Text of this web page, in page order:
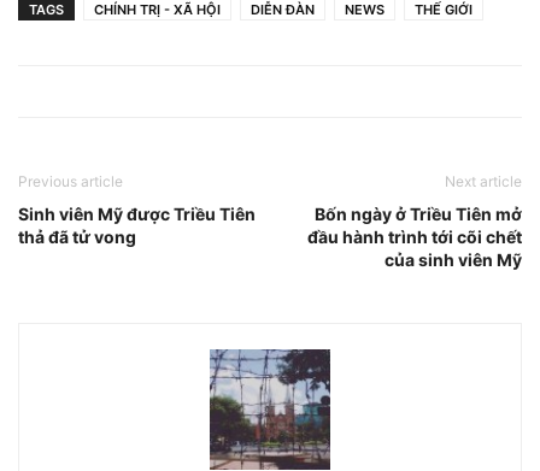
TAGS CHÍNH TRỊ - XÃ HỘI DIỄN ĐÀN NEWS THẾ GIỚI
Previous article
Sinh viên Mỹ được Triều Tiên
thả đã tử vong
Next article
Bốn ngày ở Triều Tiên mở
đầu hành trình tới cõi chết
của sinh viên Mỹ